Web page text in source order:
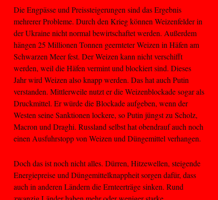
Die Engpässe und Preissteigerungen sind das Ergebnis
mehrerer Probleme. Durch den Krieg können Weizenfelder in
der Ukraine nicht normal bewirtschaftet werden. Außerdem
hängen 25 Millionen Tonnen geernteter Weizen in Häfen am
Schwarzen Meer fest. Der Weizen kann nicht verschifft
werden, weil die Häfen vermint und blockiert sind. Dieses
Jahr wird Weizen also knapp werden. Das hat auch Putin
verstanden. Mittlerweile nutzt er die Weizenblockade sogar als
Druckmittel. Er würde die Blockade aufgeben, wenn der
Westen seine Sanktionen lockere, so Putin jüngst zu Scholz,
Macron und Draghi. Russland selbst hat obendrauf auch noch
einen Ausfuhrstopp von Weizen und Düngemittel verhangen.
Doch das ist noch nicht alles. Dürren, Hitzewellen, steigende
Energiepreise und Düngemittelknappheit sorgen dafür, dass
auch in anderen Ländern die Ernteerträge sinken. Rund